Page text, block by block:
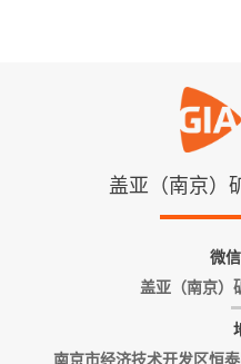
盖亚（南京）
微
盖亚（南京）
南京市经济技术开发区恒